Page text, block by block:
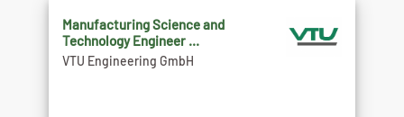
Manufacturing Science and
Technology Engineer ...
VTU Engineering GmbH